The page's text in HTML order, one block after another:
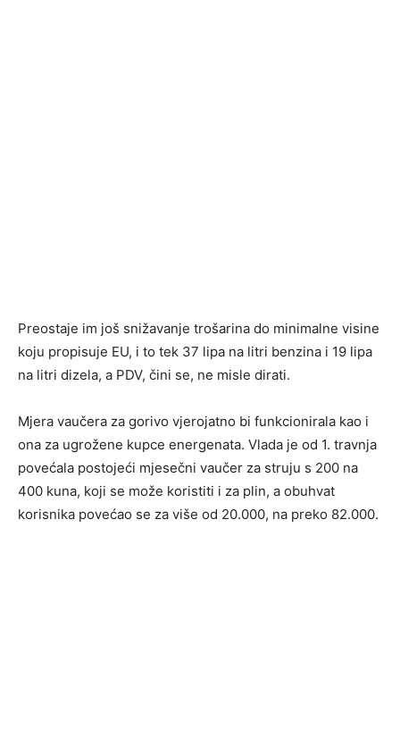
Preostaje im još snižavanje trošarina do minimalne visine
koju propisuje EU, i to tek 37 lipa na litri benzina i 19 lipa
na litri dizela, a PDV, čini se, ne misle dirati.
Mjera vaučera za gorivo vjerojatno bi funkcionirala kao i
ona za ugrožene kupce energenata. Vlada je od 1. travnja
povećala postojeći mjesečni vaučer za struju s 200 na
400 kuna, koji se može koristiti i za plin, a obuhvat
korisnika povećao se za više od 20.000, na preko 82.000.